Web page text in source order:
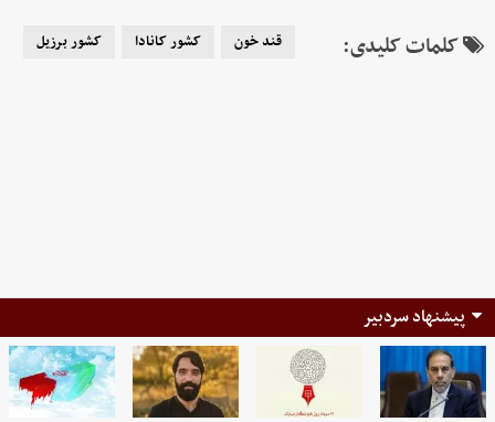
کلمات کلیدی: قند خون کشور کانادا کشور برزیل
پیشنهاد سردبیر